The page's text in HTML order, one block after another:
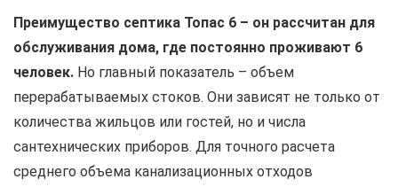
Преимущество септика Топас 6 – он рассчитан для
обслуживания дома, где постоянно проживают 6
человек. Но главный показатель – объем
перерабатываемых стоков. Они зависят не только от
количества жильцов или гостей, но и числа
сантехнических приборов. Для точного расчета
среднего объема канализационных отходов